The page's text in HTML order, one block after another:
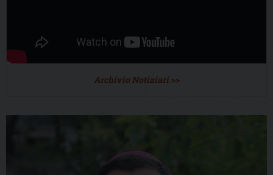
Archivio Notiziari >>